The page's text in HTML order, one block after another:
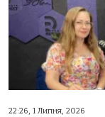
22:26, 1 Липня, 2026